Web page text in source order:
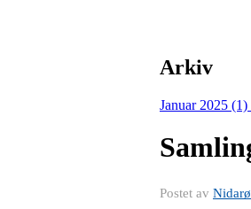
Arkiv
Januar 2025 (1)
Postet av